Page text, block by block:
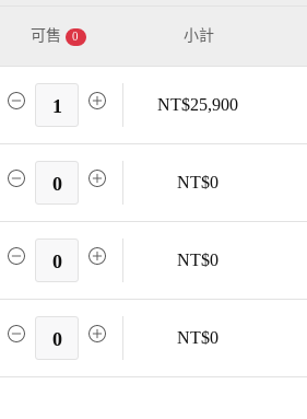
可售 0 小計
1 NT$25,900
0 NT$0
0 NT$0
0 NT$0